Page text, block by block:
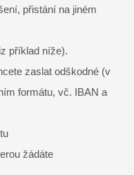
přistání na jiném
příklad níže).
zaslat odškodné (v
formátu, vč. IBAN a
žádáte